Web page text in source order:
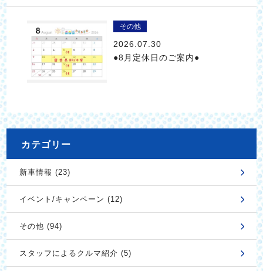
その他
2026.07.30
●8月定休日のご案内●
カテゴリー
新車情報 (23)
イベント/キャンペーン (12)
その他 (94)
スタッフによるクルマ紹介 (5)